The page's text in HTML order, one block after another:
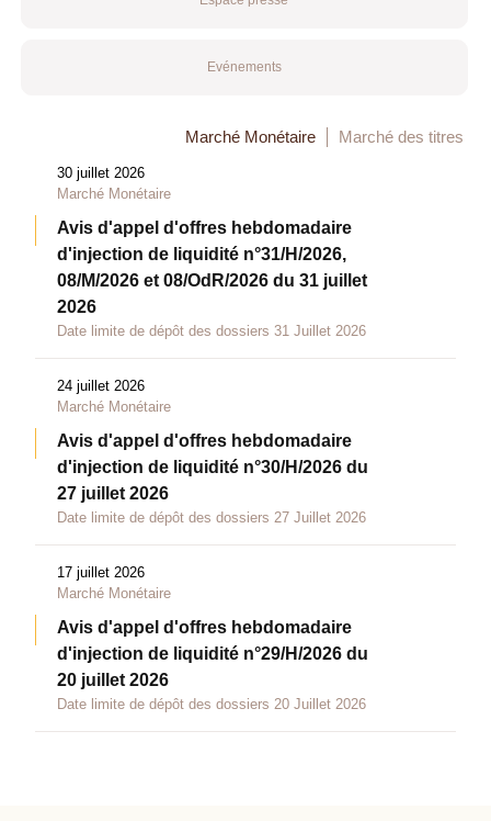
Evénements
Marché Monétaire Marché des titres
30 juillet 2026
Marché Monétaire
Avis d'appel d'offres hebdomadaire
d'injection de liquidité n°31/H/2026,
08/M/2026 et 08/OdR/2026 du 31 juillet
2026
Date limite de dépôt des dossiers 31 Juillet 2026
24 juillet 2026
Marché Monétaire
Avis d'appel d'offres hebdomadaire
d'injection de liquidité n°30/H/2026 du
27 juillet 2026
Date limite de dépôt des dossiers 27 Juillet 2026
17 juillet 2026
Marché Monétaire
Avis d'appel d'offres hebdomadaire
d'injection de liquidité n°29/H/2026 du
20 juillet 2026
Date limite de dépôt des dossiers 20 Juillet 2026